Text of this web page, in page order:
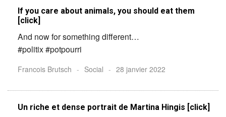
If you care about animals, you should eat them
[click]
And now for something different…
#politix #potpourri
Francois Brutsch - Social - 28 janvier 2022
Un riche et dense portrait de Martina Hingis [click]